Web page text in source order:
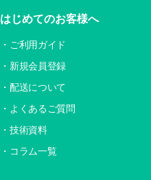
はじめてのお客様へ
ご利用ガイド
新規会員登録
配送について
よくあるご質問
技術資料
コラム一覧